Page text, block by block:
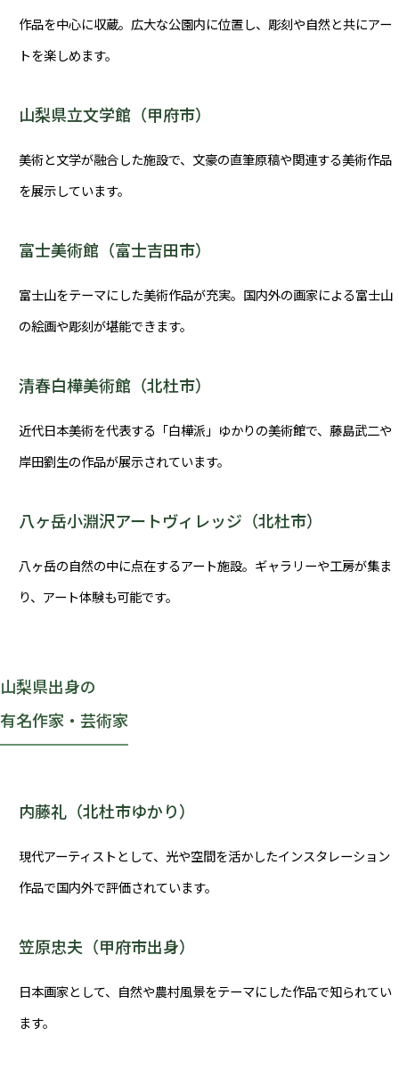
作品を中心に収蔵。広大な公園内に位置し、彫刻や自然と共にアー
トを楽しめます。
山梨県立文学館（甲府市）
美術と文学が融合した施設で、文豪の直筆原稿や関連する美術作品
を展示しています。
富士美術館（富士吉田市）
富士山をテーマにした美術作品が充実。国内外の画家による富士山
の絵画や彫刻が堪能できます。
清春白樺美術館（北杜市）
近代日本美術を代表する「白樺派」ゆかりの美術館で、藤島武二や
岸田劉生の作品が展示されています。
八ヶ岳小淵沢アートヴィレッジ（北杜市）
八ヶ岳の自然の中に点在するアート施設。ギャラリーや工房が集ま
り、アート体験も可能です。
山梨県出身の
有名作家・芸術家
内藤礼（北杜市ゆかり）
現代アーティストとして、光や空間を活かしたインスタレーション
作品で国内外で評価されています。
笠原忠夫（甲府市出身）
日本画家として、自然や農村風景をテーマにした作品で知られてい
ます。